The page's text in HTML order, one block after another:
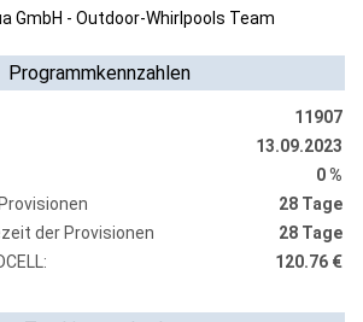
GmbH - Outdoor-Whirlpools Team
Programmkennzahlen
11907
13.09.2023
0 %
28 Tage
der Provisionen
28 Tage
120.76 €